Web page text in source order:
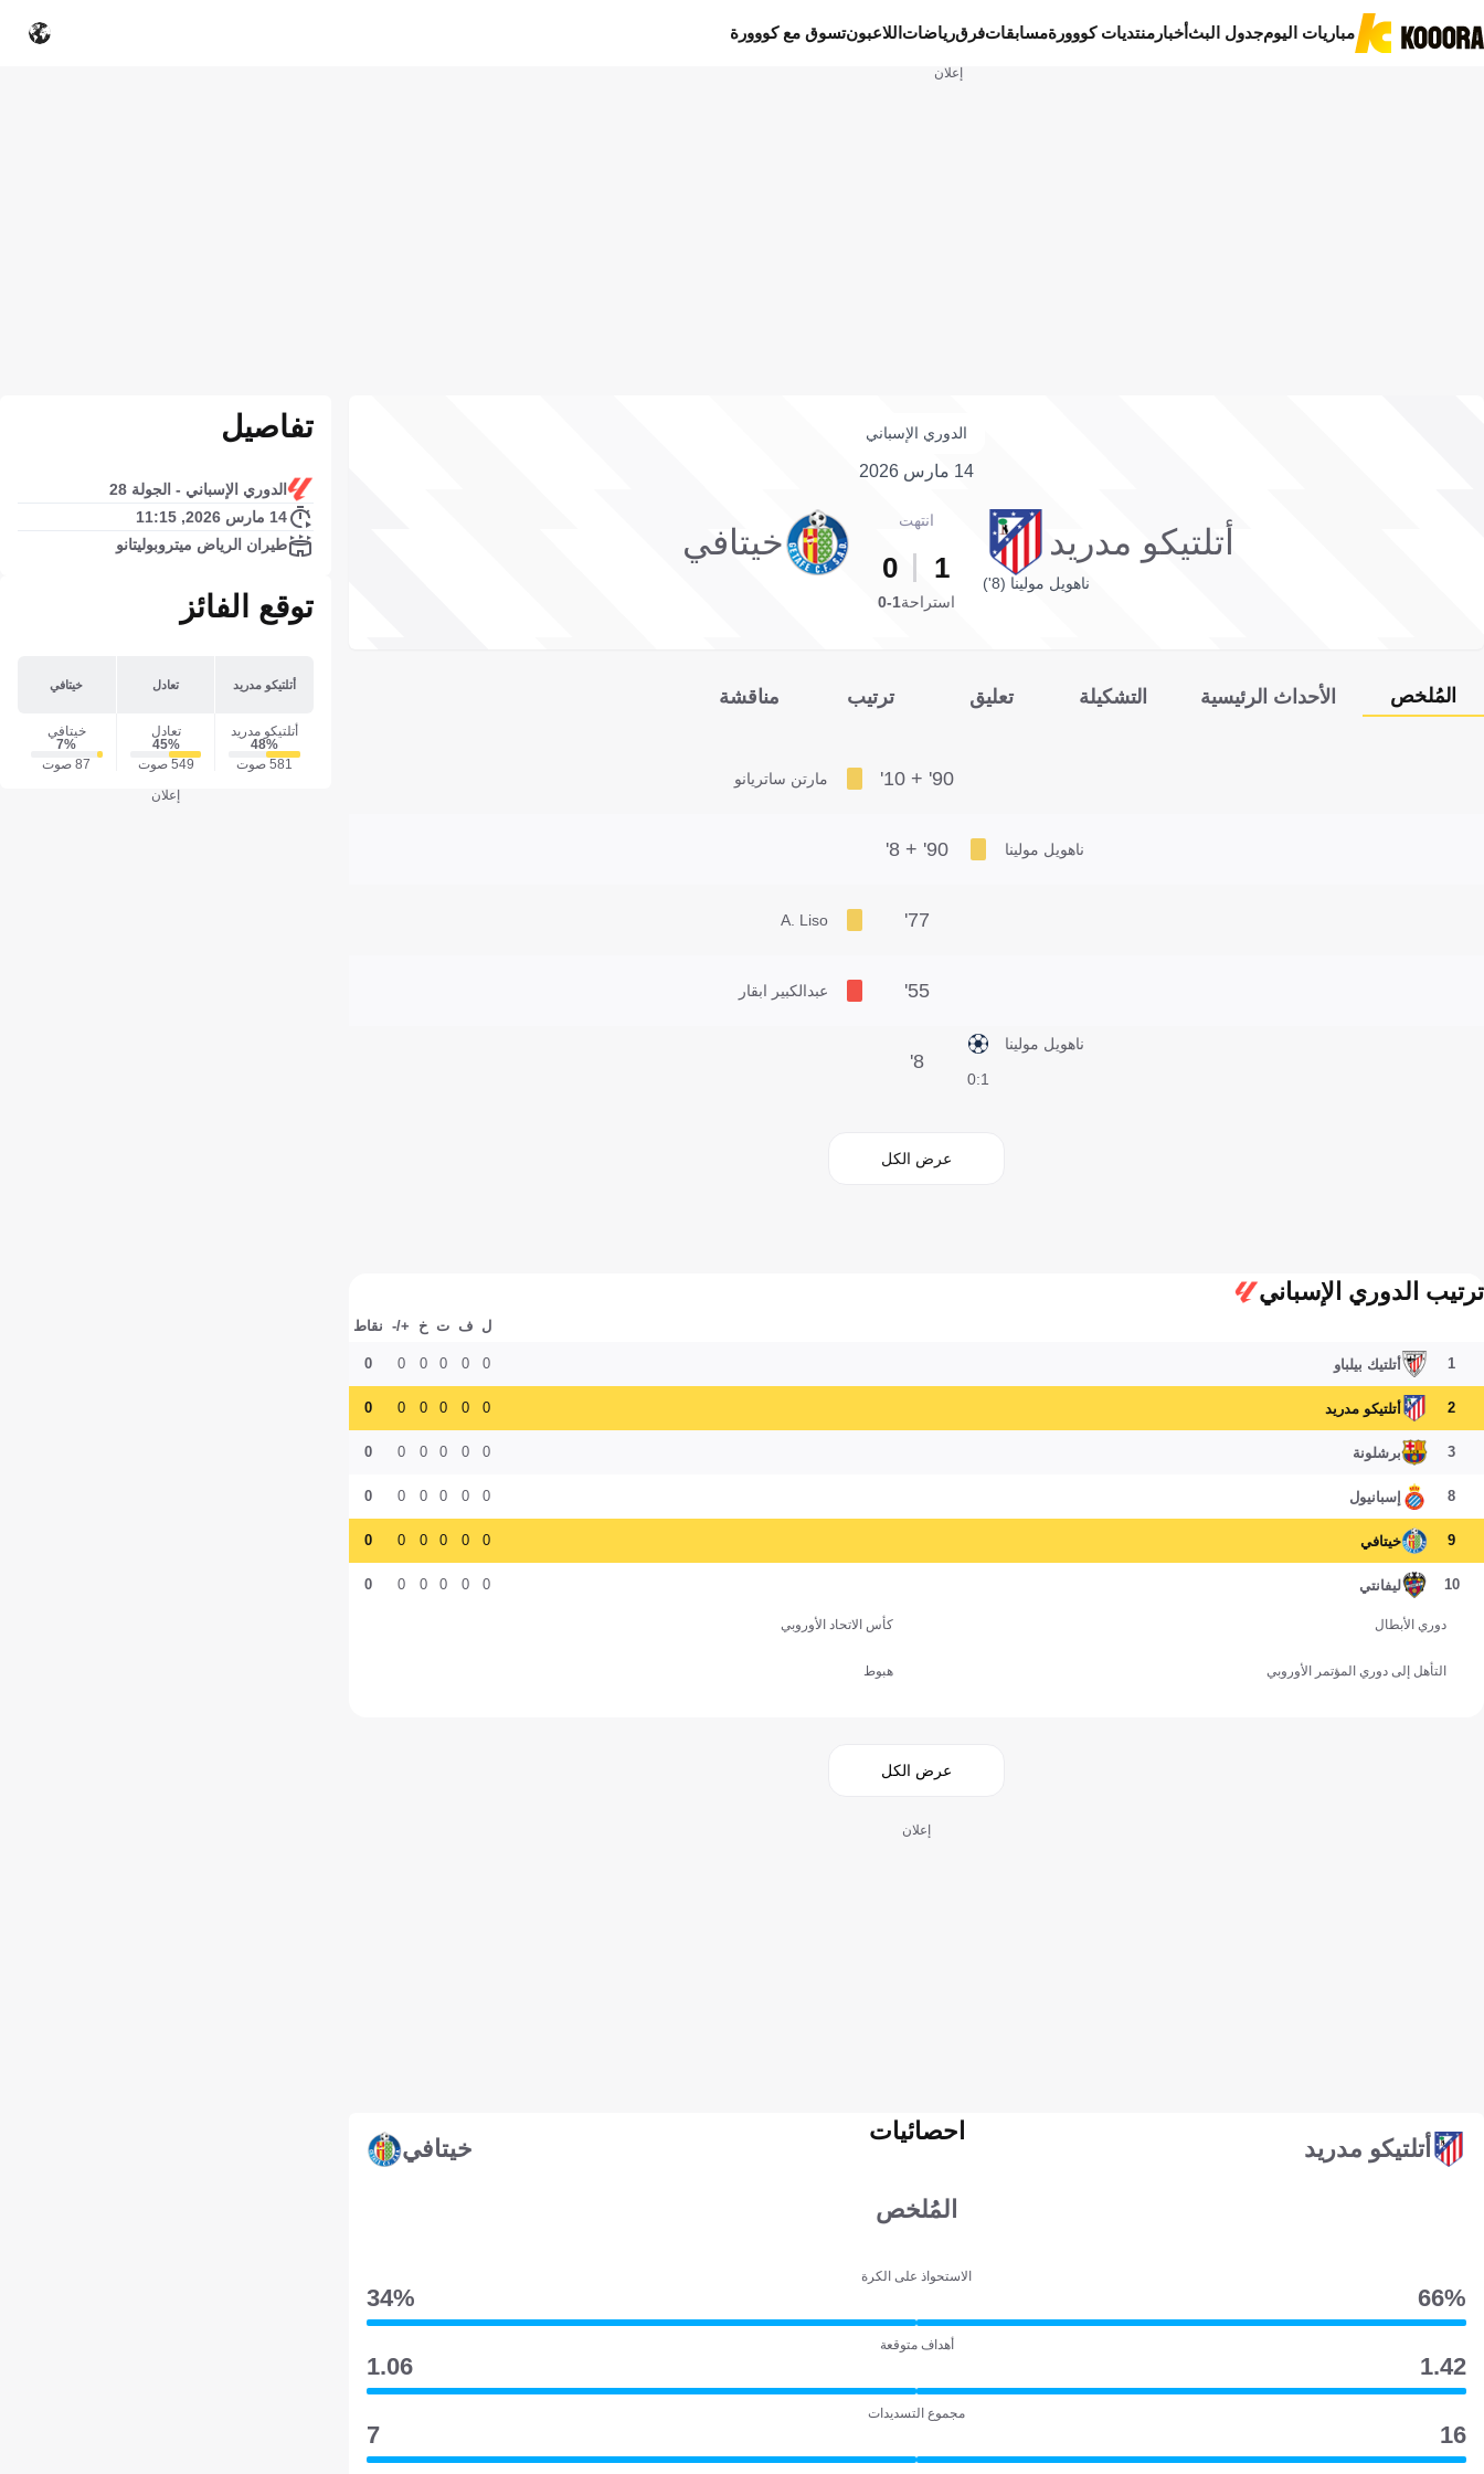
مباريات اليومجدول البثأخبار منتديات كووورةمسابقاتفرقرياضات اللاعبونتسوق مع كووورة
إعلان
الدوري الإسباني
14 مارس 2026
أتلتيكو مدريد
ناهويل مولينا (8')
انتهت
1
0
خيتافي
استراحة1-0
المُلخص الأحداث الرئيسية التشكيلة تعليق ترتيب مناقشة
مارتن ساتريانو 90' + 10'
ناهويل مولينا 90' + 8'
A. Liso 77'
عبدالكبير ابقار 55'
1:0
ناهويل مولينا
8'
عرض الكل
ترتيب الدوري الإسباني
ل ف ت خ +/- نقاط
1 أتلتيك بيلباو 0
0
0
0
0
0
2 أتلتيكو مدريد 0
0
0
0
0
0
3 برشلونة 0
0
0
0
0
0
8 إسبانيول 0
0
0
0
0
0
9 خيتافي 0
0
0
0
0
0
10 ليفانتي 0
0
0
0
0
0
دوري الأبطال كأس الاتحاد الأوروبي
التأهل إلى دوري المؤتمر الأوروبي هبوط
عرض الكل
إعلان
أتلتيكو مدريد
احصائيات
خيتافي
المُلخص
الاستحواذ على الكرة
66‎%‎
34‎%‎
أهداف متوقعة
1.42
1.06
مجموع التسديدات
16
7
تفاصيل
الدوري الإسباني - الجولة 28
14 مارس 2026, 11:15
طيران الرياض ميتروبوليتانو
توقع الفائز
أتلتيكو مدريد تعادل خيتافي
أتلتيكو مدريد
48‎%‎
581 صوت
تعادل
45‎%‎
549 صوت
خيتافي
7‎%‎
87 صوت
إعلان